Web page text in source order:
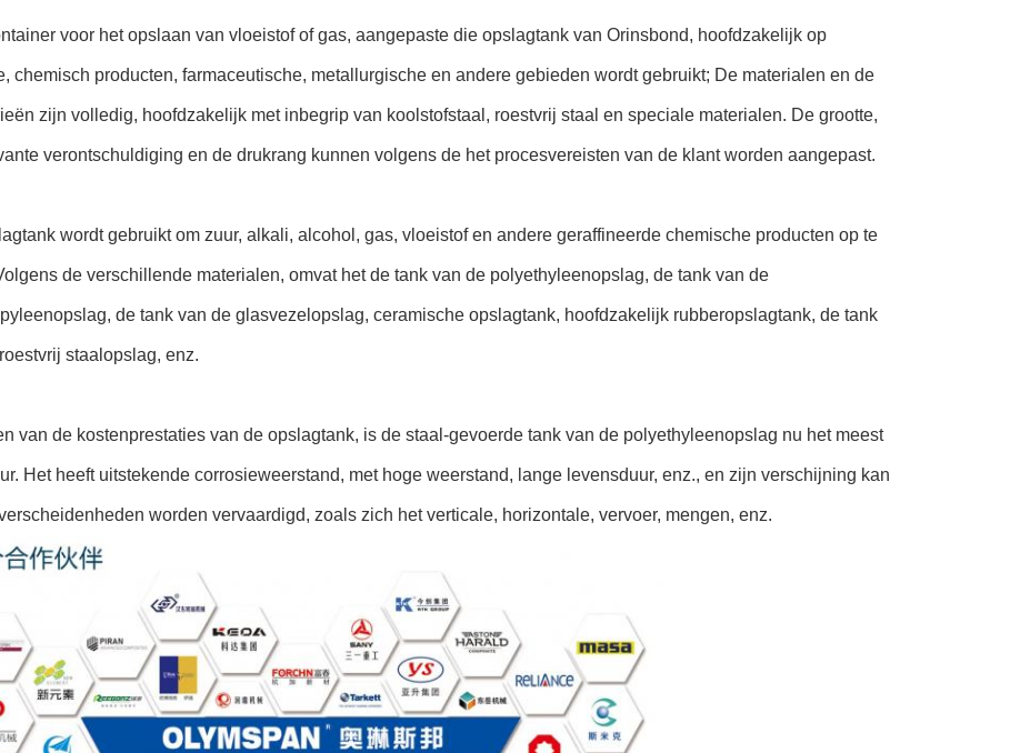
voor het opslaan van vloeistof of gas, aangepaste die opslagtank van Orinsbond, hoofdzakelijk op
chemisch producten, farmaceutische, metallurgische en andere gebieden wordt gebruikt; De materialen en de
zijn volledig, hoofdzakelijk met inbegrip van koolstofstaal, roestvrij staal en speciale materialen. De grootte,
verontschuldiging en de drukrang kunnen volgens de het procesvereisten van de klant worden aangepast.
wordt gebruikt om zuur, alkali, alcohol, gas, vloeistof en andere geraffineerde chemische producten op te
de verschillende materialen, omvat het de tank van de polyethyleenopslag, de tank van de
de tank van de glasvezelopslag, ceramische opslagtank, hoofdzakelijk rubberopslagtank, de tank
staalopslag, enz.
van de kostenprestaties van de opslagtank, is de staal-gevoerde tank van de polyethyleenopslag nu het meest
Het heeft uitstekende corrosieweerstand, met hoge weerstand, lange levensduur, enz., en zijn verschijning kan
worden vervaardigd, zoals zich het verticale, horizontale, vervoer, mengen, enz.